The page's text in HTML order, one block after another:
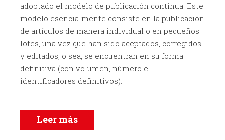
adoptado el modelo de publicación continua. Este
modelo esencialmente consiste en la publicación
de artículos de manera individual o en pequeños
lotes, una vez que han sido aceptados, corregidos
y editados, o sea, se encuentran en su forma
definitiva (con volumen, número e
identificadores definitivos).
Leer más